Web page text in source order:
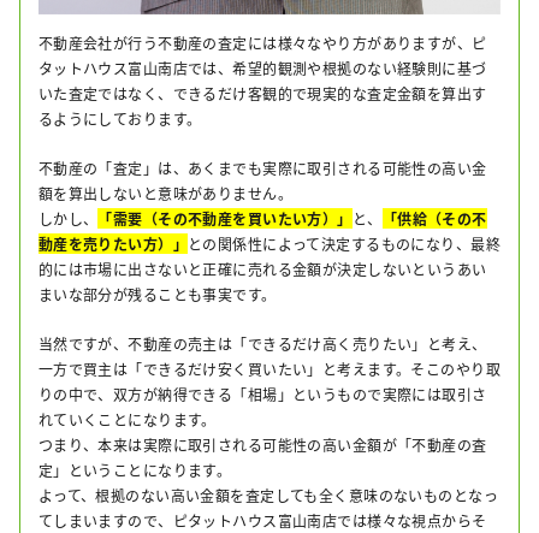
不動産会社が行う不動産の査定には様々なやり方がありますが、ピ
タットハウス富山南店では、希望的観測や根拠のない経験則に基づ
いた査定ではなく、できるだけ客観的で現実的な査定金額を算出す
るようにしております。
不動産の「査定」は、あくまでも実際に取引される可能性の高い金
額を算出しないと意味がありません。
しかし、
「需要（その不動産を買いたい方）」 と、
「供給（その不
動産を売りたい方）」 との関係性によって決定するものになり、最終
的には市場に出さないと正確に売れる金額が決定しないというあい
まいな部分が残ることも事実です。
当然ですが、不動産の売主は「できるだけ高く売りたい」と考え、
一方で買主は「できるだけ安く買いたい」と考えます。そこのやり取
りの中で、双方が納得できる「相場」というもので実際には取引さ
れていくことになります。
つまり、本来は実際に取引される可能性の高い金額が「不動産の査
定」ということになります。
よって、根拠のない高い金額を査定しても全く意味のないものとなっ
てしまいますので、ピタットハウス富山南店では様々な視点からそ